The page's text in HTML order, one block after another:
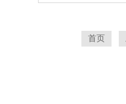
首页